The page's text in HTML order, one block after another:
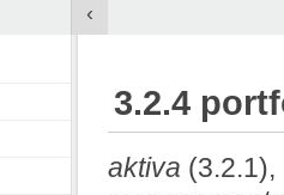
‹
3.2.4
aktiva